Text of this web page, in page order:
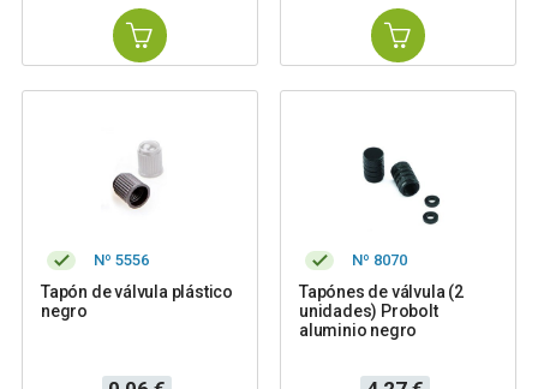
Nº 5556
Tapón de válvula plástico
negro
Precio
Nº 8070
Tapónes de válvula (2
unidades) Probolt
aluminio negro
Precio